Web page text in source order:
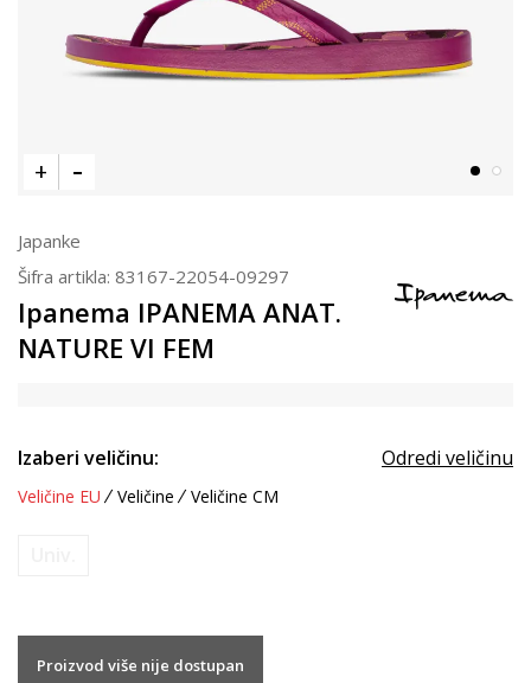
Japanke
Šifra artikla: 83167-22054-09297
Ipanema IPANEMA ANAT.
NATURE VI FEM
Izaberi veličinu: Odredi veličinu
Veličine EU Veličine Veličine CM
Proizvod više nije dostupan